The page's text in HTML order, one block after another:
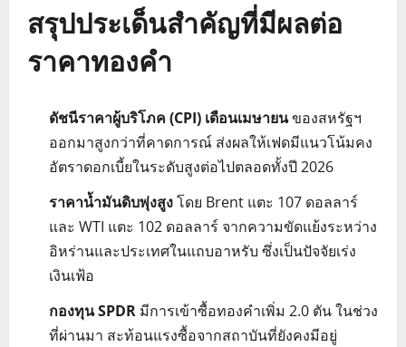
สรุปประเด็นสำคัญที่มีผลต่อ
ราคาทองคำ
ดัชนีราคาผู้บริโภค (CPI) เดือนเมษายนของสหรัฐฯ
ออกมาสูงกว่าที่คาดการณ์ ส่งผลให้เฟดมีแนวโน้มคง
อัตราดอกเบี้ยในระดับสูงต่อไปตลอดทั้งปี 2026
ราคาน้ำมันดิบพุ่งสูงโดย Brent แตะ 107 ดอลลาร์
และ WTI แตะ 102 ดอลลาร์ จากความขัดแย้งระหว่าง
อิหร่านและประเทศในแถบอาหรับ ซึ่งเป็นปัจจัยเร่ง
เงินเฟ้อ
กองทุน SPDR มีการเข้าซื้อทองคำเพิ่ม 2.0 ตัน ในช่วง
ที่ผ่านมา สะท้อนแรงซื้อจากสถาบันที่ยังคงมีอยู่